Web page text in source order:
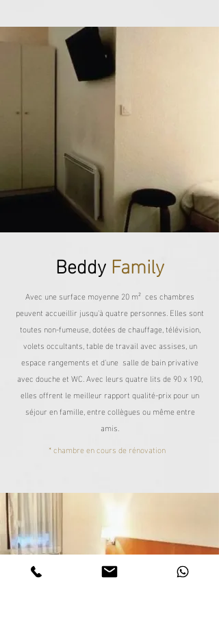
BeddyFamily
Avec une surface moyenne 20 m² ces chambres
peuvent accueillir jusqu'à quatre personnes. Elles sont
toutes non-fumeuse, dotées de chauffage, télévision,
volets occultants, table de travail avec assises, un
espace rangements et d'une salle de bain privative
avec douche et WC. Avec leurs quatre lits de 90 x 190,
elles offrent le meilleur rapport qualité-prix pour un
séjour en famille, entre collègues ou même entre
amis.
* chambre en cours de rénovation